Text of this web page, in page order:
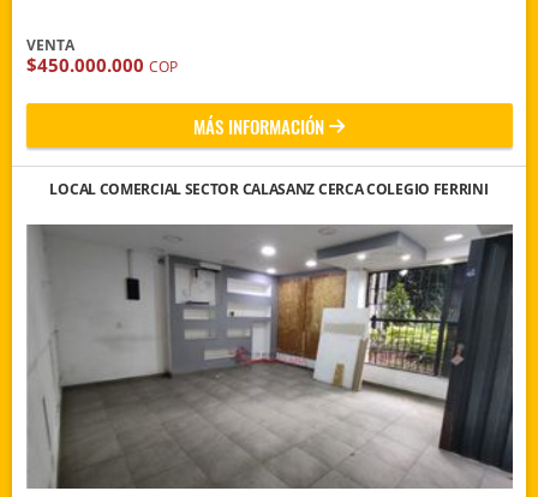
VENTA
$450.000.000 COP
MÁS INFORMACIÓN
LOCAL COMERCIAL SECTOR CALASANZ CERCA COLEGIO FERRINI